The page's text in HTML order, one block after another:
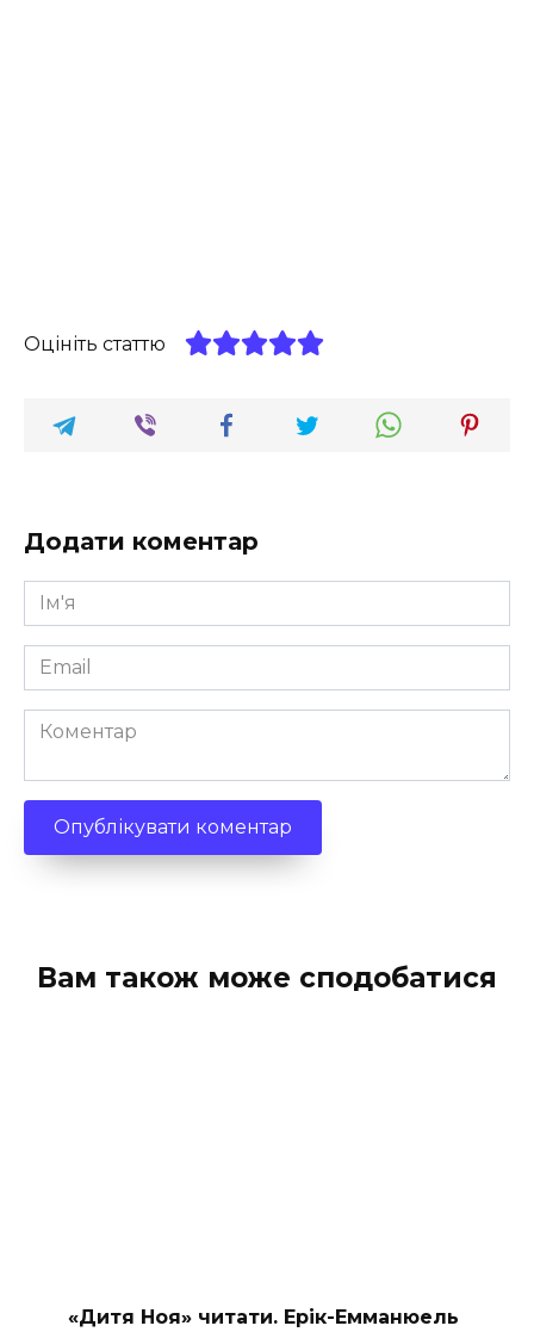
Оцініть статтю
Додати коментар
Ім'я
*
Email
*
Коментар
Вам також може сподобатися
«Дитя Ноя» читати. Ерік-Емманюель